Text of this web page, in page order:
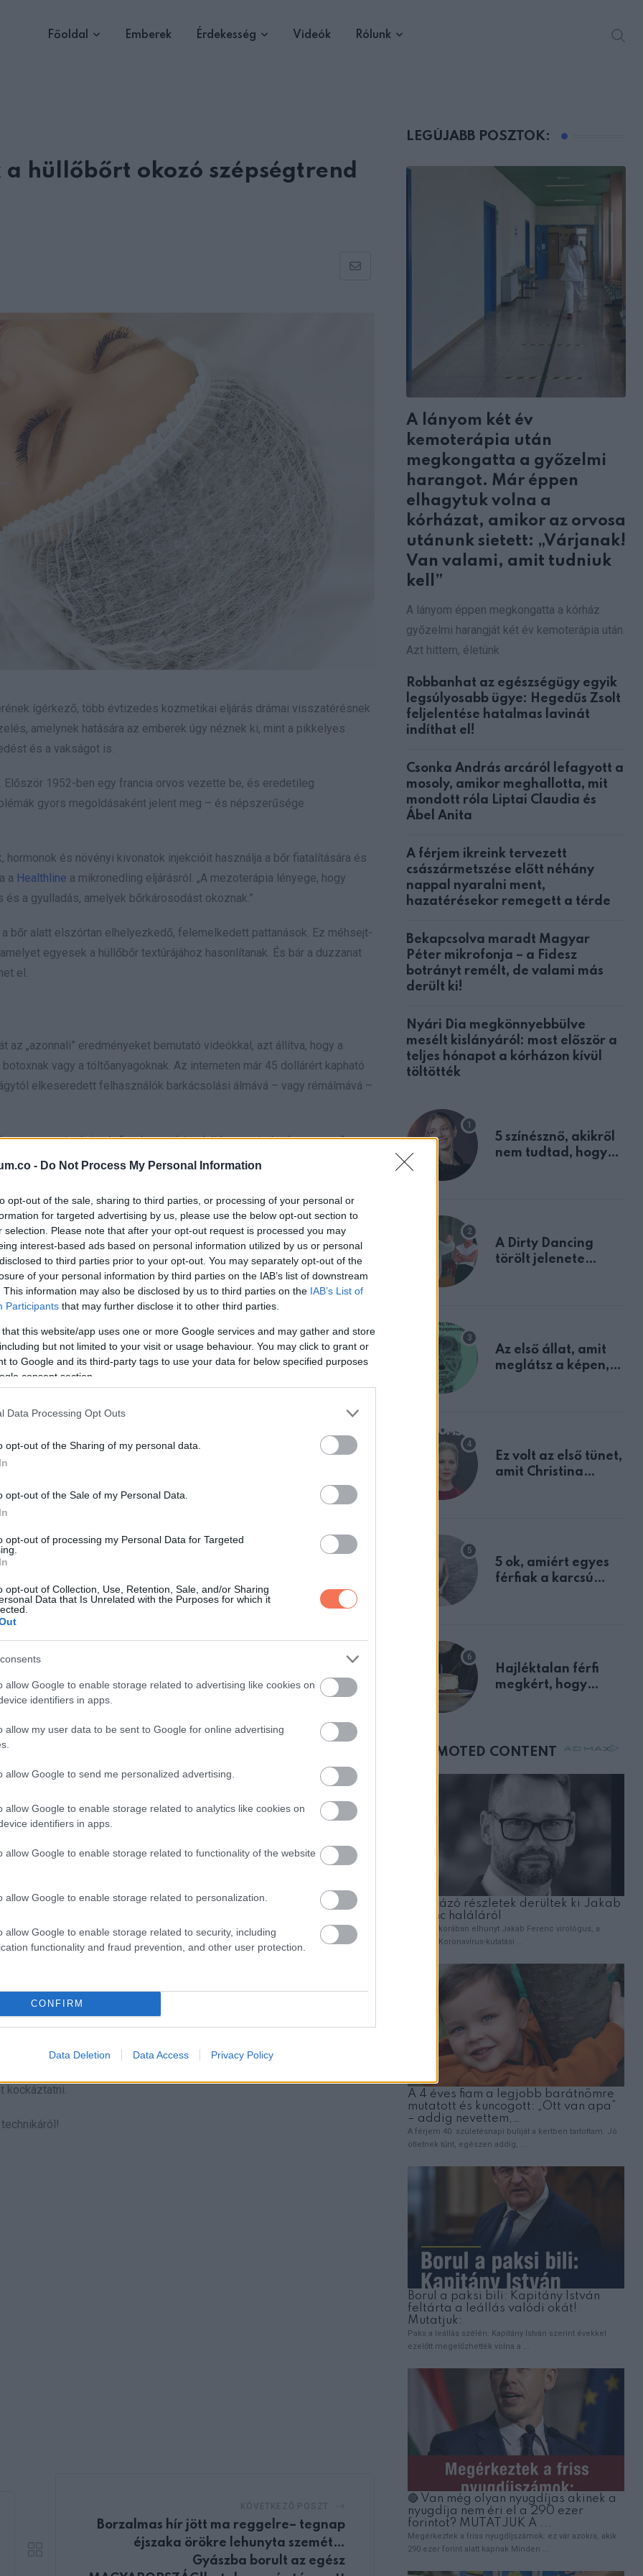
- Do Not Process My Personal Information
opt-out of the sale, sharing to third parties, or processing of your personal or
for targeted advertising by us, please use the below opt-out section to
selection. Please note that after your opt-out request is processed you may
interest-based ads based on personal information utilized by us or personal
to third parties prior to your opt-out. You may separately opt-out of the
of your personal information by third parties on the IAB’s list of downstream
This information may also be disclosed by us to third parties on the IAB’s List of
Participants that may further disclose it to other third parties.
that this website/app uses one or more Google services and may gather and store
but not limited to your visit or usage behaviour. You may click to grant or
to Google and its third-party tags to use your data for below specified purposes
consent section.
Data Processing Opt Outs
opt-out of the Sharing of my personal data.
opt-out of the Sale of my Personal Data.
opt-out of processing my Personal Data for Targeted
opt-out of Collection, Use, Retention, Sale, and/or Sharing
Data that Is Unrelated with the Purposes for which it
allow Google to enable storage related to advertising like cookies on
identifiers in apps.
allow my user data to be sent to Google for online advertising
allow Google to send me personalized advertising.
allow Google to enable storage related to analytics like cookies on
identifiers in apps.
allow Google to enable storage related to functionality of the website
allow Google to enable storage related to personalization.
allow Google to enable storage related to security, including
functionality and fraud prevention, and other user protection.
CONFIRM
Data Deletion Data Access Privacy Policy
Főoldal Emberek Érdekesség Videók Rólunk
hüllőbőrt okozó szépségtrend
Share
ígérkező, több évtizedes kozmetikai eljárás drámai visszatérésnek
amelynek hatására az emberek úgy néznek ki, mint a pikkelyes
és a vakságot is.
1952-ben egy francia orvos vezette be, és eredetileg
gyors megoldásaként jelent meg – és népszerűsége
hormonok és növényi kivonatok injekcióit használja a bőr fiatalítására és
a Healthline a mikronedling eljárásról. „A mezoterápia lényege, hogy
a gyulladás, amelyek bőrkárosodást okoznak.”
bőr alatt elszórtan elhelyezkedő, felemelkedett pattanások. Ez méhsejt-
egyesek a hüllőbőr textúrájához hasonlítanak. És bár a duzzanat
el.
„azonnali” eredményeket bemutató videókkal, azt állítva, hogy a
vagy a töltőanyagoknak. Az interneten már 45 dollárért kapható
elkeseredett felhasználók barkácsolási álmává – vagy rémálmává –
a mezoterápia elsősorban azért indult be, mert olcsó, egyszerűen
vezetett ahhoz, hogy az influencerek videókat dobtak be
tudod, mit teszel az arcodba, figyelmeztetnek a szakértők.
a töltőanyagokkal ellentétben a mezoterápiás receptek nem
gyakran vényköteles gyógyszereket vagy akár megkérdőjelezhető
szabályozási felügyelet hiánya azt jelenti, hogy a betegek ki
Dr. Viktoryia Kazlouskaya, New York-i bőrgyógyász a
azt is elmondta az újságnak, hogy „nincs szabályozva, így néha
terület, mint a szem alatti terület, amely hihetetlenül érzékeny és tele
egy csináld magad készlet által – és a következmények pusztítóak
különösen akkor, ha az emberek tapasztalatlan
allergiás reakciók, bőrelhalás a terméknek az erekbe történő
amelyek akkor keletkeznek, amikor az immunrendszer reagál
könnyű bedőlni a feltűnő ígéreteknek – különösen akkor, ha
el őket. A mezoterápia azonban nem feltétlenül az a csoda, aminek
akiknek valódi zúzódásaik, fájdalmas reakcióik és legrosszabb
-, végezd el a kutatást, és beszélj egy képzett szakemberrel. És
kockáztatni.
Borzalmas hír jött ma reggelre– tegnap
éjszaka örökre lehunyta szemét…
Gyászba borult az egész
LEGÚJABB POSZTOK:
A lányom két év
kemoterápia után
megkongatta a győzelmi
harangot. Már éppen
elhagytuk volna a
kórházat, amikor az orvosa
utánunk sietett: „Várjanak!
Van valami, amit tudniuk
kell”
A lányom éppen megkongatta a kórház
győzelmi harangját két év kemoterápia után.
Azt hittem, életünk
Robbanhat az egészségügy egyik
legsúlyosabb ügye: Hegedűs Zsolt
feljelentése hatalmas lavinát
indíthat el!
Csonka András arcáról lefagyott a
mosoly, amikor meghallotta, mit
mondott róla Liptai Claudia és
Ábel Anita
A férjem ikreink tervezett
császármetszése előtt néhány
nappal nyaralni ment,
hazatérésekor remegett a térde
Bekapcsolva maradt Magyar
Péter mikrofonja – a Fidesz
botrányt remélt, de valami más
derült ki!
Nyári Dia megkönnyebbülve
mesélt kislányáról: most először a
teljes hónapot a kórházon kívül
töltötték
5 színésznő, akikről
nem tudtad, hogy
A Dirty Dancing
törölt jelenete
Az első állat, amit
meglátsz a képen,
Ez volt az első tünet,
amit Christina
5 ok, amiért egyes
férfiak a karcsú
Hajléktalan férfi
megkért, hogy
mellettem ült az első